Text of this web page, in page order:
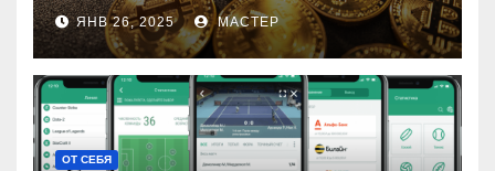
ЯНВ 26, 2025 МАСТЕР
ОТ СЕБЯ